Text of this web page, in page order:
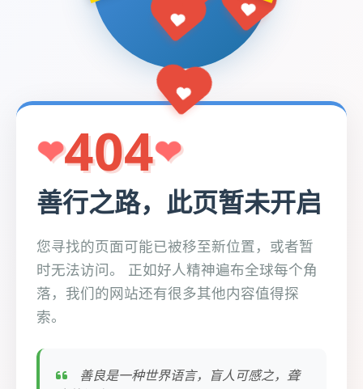
404
善行之路，此页暂未开启
您寻找的页面可能已被移至新位置，或者暂
时无法访问。 正如好人精神遍布全球每个角
落，我们的网站还有很多其他内容值得探
索。
善良是一种世界语言，盲人可感之，聋